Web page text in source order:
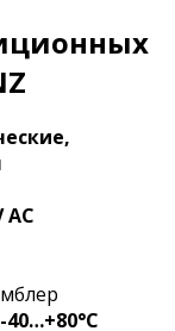
AC
-40…+80°C